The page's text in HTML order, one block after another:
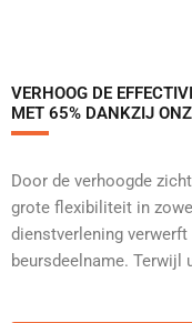
VERHOOG DE
MET 65% DANKZIJ
Door de verhoogde
grote flexibiliteit in
dienstverlening
beursdeelname.